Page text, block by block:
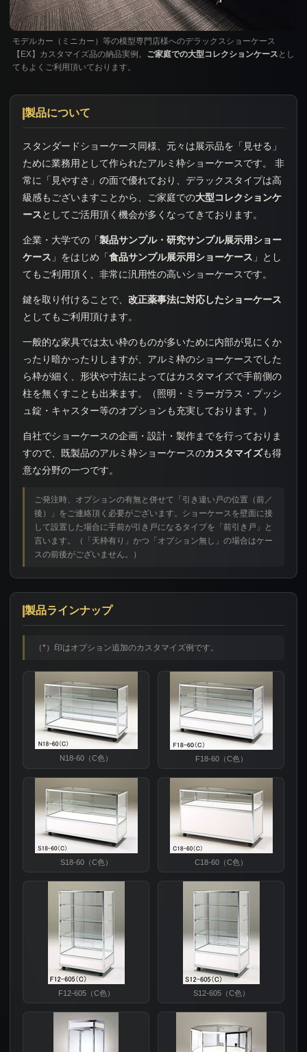
モデルカー（ミニカー）等の模型専門店様へのデラックスショーケース
【EX】カスタマイズ品の納品実例。 ご家庭での大型コレクションケース とし
てもよくご利用頂いております。
製品について
スタンダードショーケース同様、元々は展示品を「見せる」
ために業務用として作られたアルミ枠ショーケースです。 非
常に「見やすさ」の面で優れており、デラックスタイプは高
級感もございますことから、ご家庭での大型コレクションケ
ースとしてご活用頂く機会が多くなってきております。
企業・大学での「製品サンプル・研究サンプル展示用ショー
ケース 」をはじめ「食品サンプル展示用ショーケース 」とし
てもご利用頂く、非常に汎用性の高いショーケースです。
鍵を取り付けることで、 改正薬事法に対応したショーケース
としてもご利用頂けます。
一般的な家具では太い枠のものが多いために内部が見にくか
ったり暗かったりしますが、アルミ枠のショーケースでした
ら枠が細く、形状や寸法によってはカスタマイズで手前側の
柱を無くすことも出来ます。（照明・ミラーガラス・プッシ
ュ錠・キャスター等のオプションも充実しております。）
自社でショーケースの企画・設計・製作までを行っておりま
すので、既製品のアルミ枠ショーケースのカスタマイズも得
意な分野の一つです。
ご発注時、オプションの有無と併せて「引き違い戸の位置（前／
後）」をご連絡頂く必要がございます。ショーケースを壁面に接
して設置した場合に手前が引き戸になるタイプを「前引き戸」と
言います。（「天枠有り」かつ「オプション無し」の場合はケー
スの前後がございません。）
製品ラインナップ
（*）印はオプション追加のカスタマイズ例です。
N18-60（C色） F18-60（C色）
S18-60（C色） C18-60（C色）
F12-605（C色） S12-605（C色）